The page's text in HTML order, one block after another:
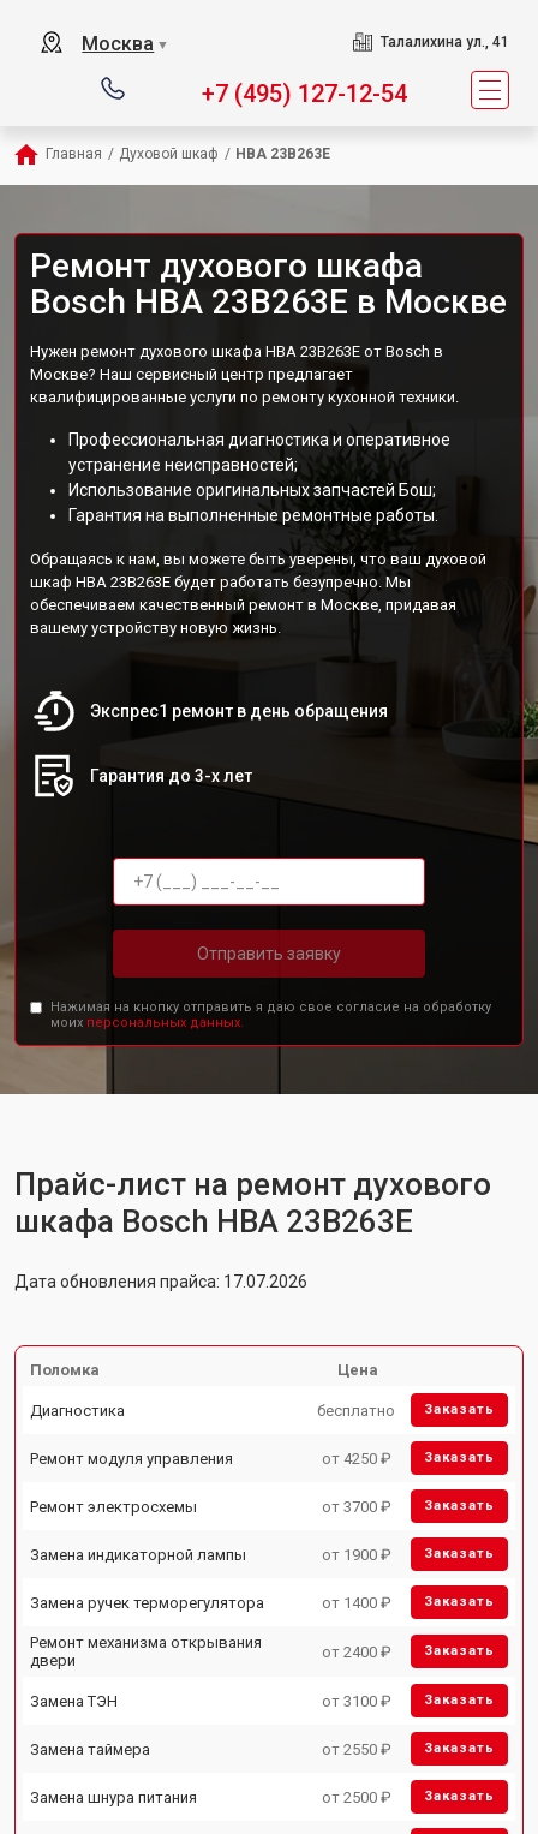
Москва ▼ Талалихина ул., 41
+7 (495) 127-12-54
Главная / Духовой шкаф / HBA 23B263E
Ремонт духового шкафа
Bosch HBA 23B263E в Москве
Нужен ремонт духового шкафа HBA 23B263E от Bosch в
Москве? Наш сервисный центр предлагает
квалифицированные услуги по ремонту кухонной техники.
Профессиональная диагностика и оперативное
устранение неисправностей;
Использование оригинальных запчастей Бош;
Гарантия на выполненные ремонтные работы.
Обращаясь к нам, вы можете быть уверены, что ваш духовой
шкаф HBA 23B263E будет работать безупречно. Мы
обеспечиваем качественный ремонт в Москве, придавая
вашему устройству новую жизнь.
Экспрес1 ремонт в день обращения
Гарантия до 3-х лет
Отправить заявку
Нажимая на кнопку отправить я даю свое согласие на обработку
моих персональных данных.
Прайс-лист на ремонт духового
шкафа Bosch HBA 23B263E
Дата обновления прайса: 17.07.2026
Поломка Цена
Диагностика бесплатно Заказать
Ремонт модуля управления от 4250 ₽ Заказать
Ремонт электросхемы от 3700 ₽ Заказать
Замена индикаторной лампы от 1900 ₽ Заказать
Замена ручек терморегулятора от 1400 ₽ Заказать
Ремонт механизма открывания
двери
от 2400 ₽ Заказать
Замена ТЭН от 3100 ₽ Заказать
Замена таймера от 2550 ₽ Заказать
Замена шнура питания от 2500 ₽ Заказать